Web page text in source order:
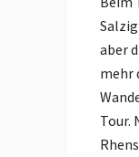
aber
mehr
Tour.